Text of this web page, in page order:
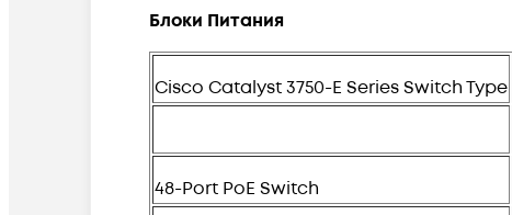
Блоки Питания
Cisco Catalyst 3750-E Series Switch Type
48-Port PoE Switch